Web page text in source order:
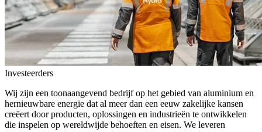
Investeerders
Wij zijn een toonaangevend bedrijf op het gebied van aluminium en
hernieuwbare energie dat al meer dan een eeuw zakelijke kansen
creëert door producten, oplossingen en industrieën te ontwikkelen
die inspelen op wereldwijde behoeften en eisen. We leveren